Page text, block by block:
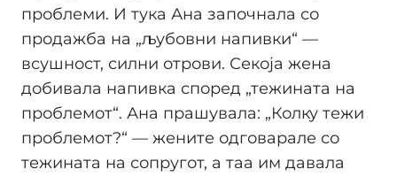
проблеми. И тука Ана започнала со
продажба на „љубовни напивки“ —
всушност, силни отрови. Секоја жена
добивала напивка според „тежината на
проблемот“. Ана прашувала: „Колку тежи
проблемот?“ — жените одговарале со
тежината на сопругот, а таа им давала